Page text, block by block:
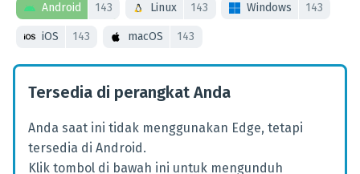
Android
143 Linux 143 Windows 143
iOS 143 macOS 143
Tersedia di perangkat Anda
Anda saat ini tidak menggunakan Edge, tetapi
tersedia di Android.
Klik tombol di bawah ini untuk mengunduh